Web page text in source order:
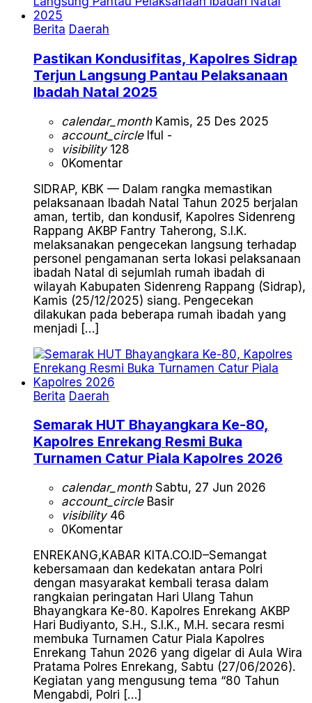
Berita Daerah
Pastikan Kondusifitas, Kapolres Sidrap
Terjun Langsung Pantau Pelaksanaan
Ibadah Natal 2025
calendar_monthKamis, 25 Des 2025
account_circleIful -
visibility128
0Komentar
SIDRAP, KBK — Dalam rangka memastikan
pelaksanaan Ibadah Natal Tahun 2025 berjalan
aman, tertib, dan kondusif, Kapolres Sidenreng
Rappang AKBP Fantry Taherong, S.I.K.
melaksanakan pengecekan langsung terhadap
personel pengamanan serta lokasi pelaksanaan
ibadah Natal di sejumlah rumah ibadah di
wilayah Kabupaten Sidenreng Rappang (Sidrap),
Kamis (25/12/2025) siang. Pengecekan
dilakukan pada beberapa rumah ibadah yang
menjadi […]
Berita Daerah
Semarak HUT Bhayangkara Ke-80,
Kapolres Enrekang Resmi Buka
Turnamen Catur Piala Kapolres 2026
calendar_monthSabtu, 27 Jun 2026
account_circleBasir
visibility46
0Komentar
ENREKANG,KABAR KITA.CO.ID–Semangat
kebersamaan dan kedekatan antara Polri
dengan masyarakat kembali terasa dalam
rangkaian peringatan Hari Ulang Tahun
Bhayangkara Ke-80. Kapolres Enrekang AKBP
Hari Budiyanto, S.H., S.I.K., M.H. secara resmi
membuka Turnamen Catur Piala Kapolres
Enrekang Tahun 2026 yang digelar di Aula Wira
Pratama Polres Enrekang, Sabtu (27/06/2026).
Kegiatan yang mengusung tema “80 Tahun
Mengabdi, Polri […]